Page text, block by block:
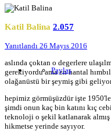
Katil Balina 2.057
Yanıtlandı 26 Mayıs 2016
Paylaş
aslında çoktan o degerlere
gerekiyordu ama en hantal
olağanüstü bir şeymiş gibi
hepimiz görmüşüzdür işte
şimdi onun kaç bin katını kıç
teknoloji o şekil katlanarak almış
hikmetse yerinde sayıyor.